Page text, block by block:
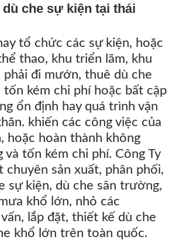
che sự kiện tại thái
tổ chức các sự kiện, hoặc
thao, khu triển lãm, khu
phải đi mướn, thuê dù che
tốn kém chi phí hoặc bất cập
ổn định hay quá trình vận
khiến các công việc của
hoặc hoàn thành không
và tốn kém chi phí. Công Ty
chuyên sản xuất, phân phối,
sự kiện, dù che sân trường,
khổ lớn, nhỏ các
lắp đặt, thiết kế dù che
khổ lớn trên toàn quốc.